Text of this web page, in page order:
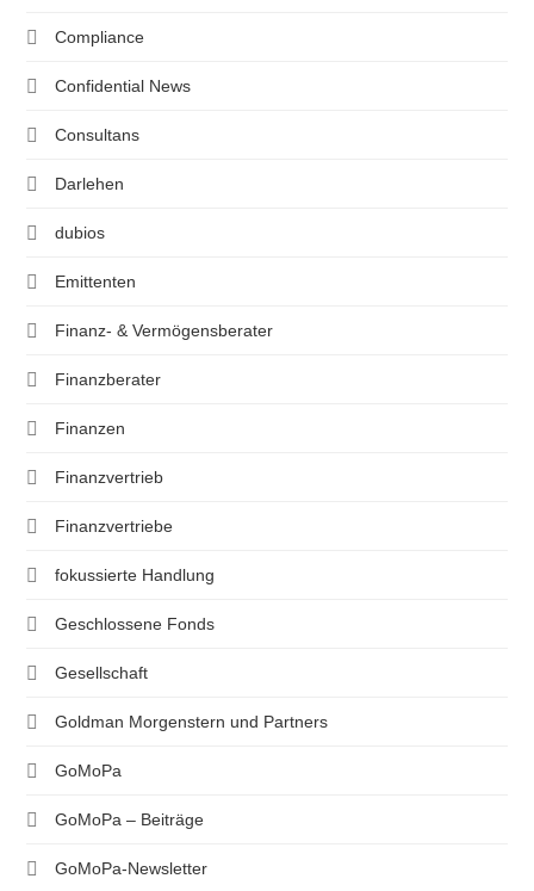
Compliance
Confidential News
Consultans
Darlehen
dubios
Emittenten
Finanz- & Vermögensberater
Finanzberater
Finanzen
Finanzvertrieb
Finanzvertriebe
fokussierte Handlung
Geschlossene Fonds
Gesellschaft
Goldman Morgenstern und Partners
GoMoPa
GoMoPa – Beiträge
GoMoPa-Newsletter